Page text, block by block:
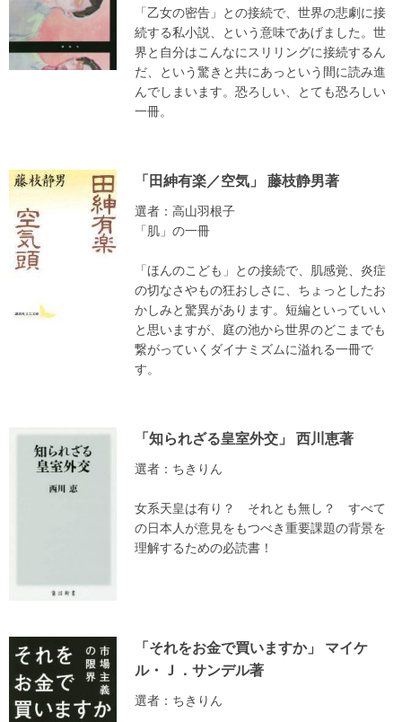
「乙女の密告」との接続で、世界の悲劇に接
続する私小説、という意味であげました。世
界と自分はこんなにスリリングに接続するん
だ、という驚きと共にあっという間に読み進
んでしまいます。恐ろしい、とても恐ろしい
一冊。
「田紳有楽／空気」 藤枝静男著
選者：高山羽根子
「肌」の一冊
「ほんのこども」との接続で、肌感覚、炎症
の切なさやもの狂おしさに、ちょっとしたお
かしみと驚異があります。短編といっていい
と思いますが、庭の池から世界のどこまでも
繋がっていくダイナミズムに溢れる一冊で
す。
「知られざる皇室外交」 西川恵著
選者：ちきりん
女系天皇は有り？ それとも無し？ すべて
の日本人が意見をもつべき重要課題の背景を
理解するための必読書！
「それをお金で買いますか」 マイケ
ル・Ｊ．サンデル著
選者：ちきりん